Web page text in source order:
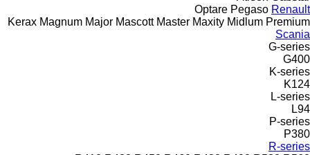
Optare Pegaso Renault
Kerax Magnum Major Mascott Master Maxity Midlum Premium
Scania
G-series
G400
K-series
K124
L-series
L94
P-series
P380
R-series